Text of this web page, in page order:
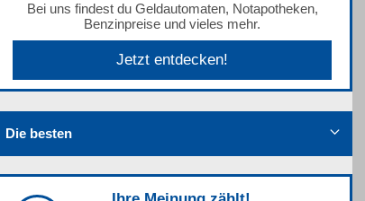
Bei uns findest du Geldautomaten, Notapotheken,
Benzinpreise und vieles mehr.
Jetzt entdecken!
Die besten